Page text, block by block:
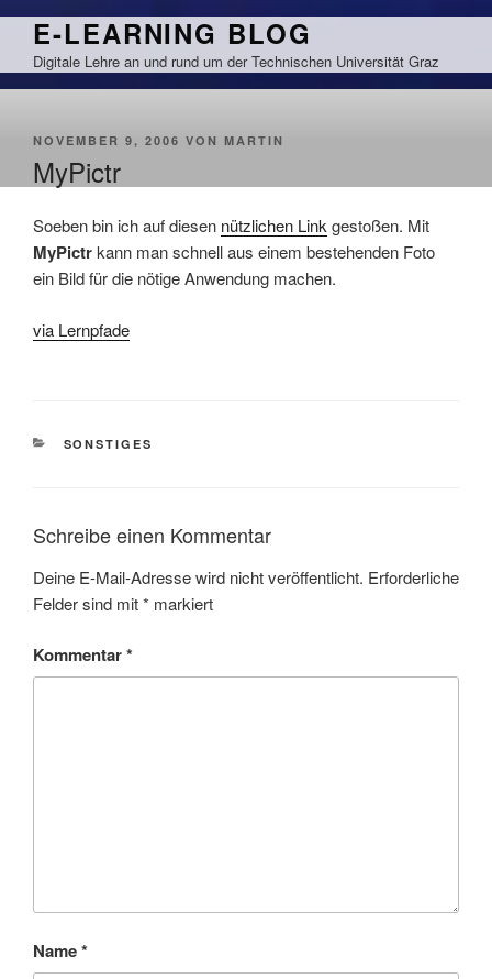
Zum
springen
E-LEARNING BLOG
Digitale Lehre an und rund um der Technischen Universität Graz
VERÖFFENTLICHT
NOVEMBER 9, 2006 VON MARTIN
MyPictr
Soeben bin ich auf diesen nützlichen Linkgestoßen. Mit
MyPictrkann man schnell aus einem bestehenden Foto
ein Bild für die nötige Anwendung machen.
via Lernpfade
KATEGORIEN
SONSTIGES
Schreibe einen Kommentar
Deine E-Mail-Adresse wird nicht veröffentlicht. Erforderliche
Felder sind mit* markiert
Kommentar*
Name*